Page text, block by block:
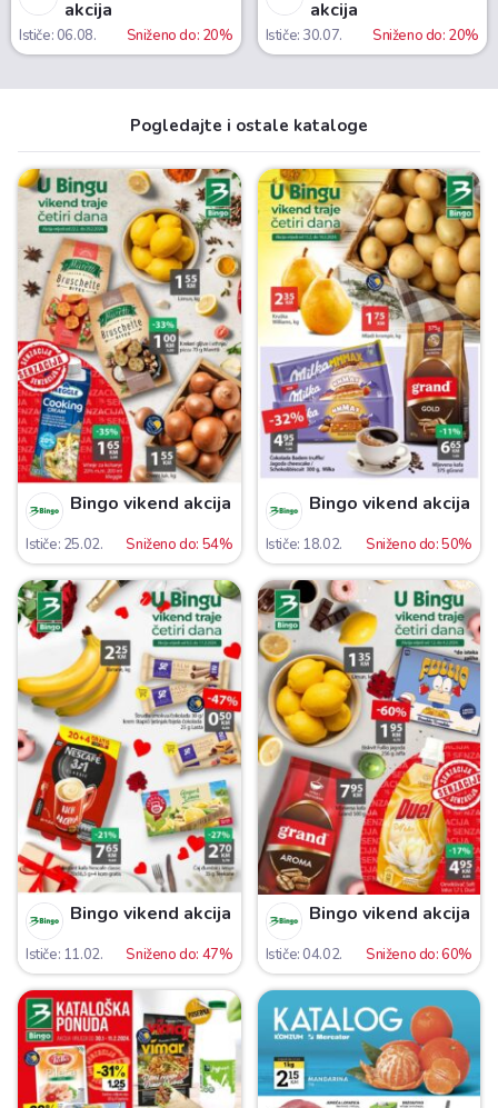
akcija
Ističe: 06.08. Sniženo do: 20%
akcija
Ističe: 30.07. Sniženo do: 20%
Pogledajte i ostale kataloge
Bingo vikend akcija
Ističe: 25.02. Sniženo do: 54%
Bingo vikend akcija
Ističe: 18.02. Sniženo do: 50%
Bingo vikend akcija
Ističe: 11.02. Sniženo do: 47%
Bingo vikend akcija
Ističe: 04.02. Sniženo do: 60%